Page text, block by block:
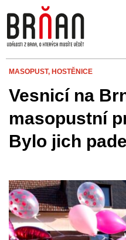
MASOPUST, HOSTĚNICE
Vesnicí na
masopustní
Bylo jich